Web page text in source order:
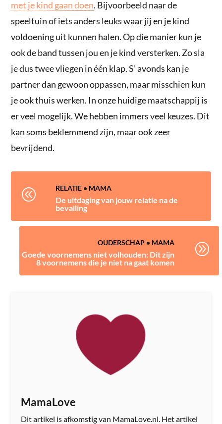
met je kind gaan doen. Bijvoorbeeld naar de
speeltuin of iets anders leuks waar jij en je kind
voldoening uit kunnen halen. Op die manier kun je
ook de band tussen jou en je kind versterken. Zo sla
je dus twee vliegen in één klap. S’ avonds kan je
partner dan gewoon oppassen, maar misschien kun
je ook thuis werken. In onze huidige maatschappij is
er veel mogelijk. We hebben immers veel keuzes. Dit
kan soms beklemmend zijn, maar ook zeer
bevrijdend.
@ RELATIE • MAMA
De uitdaging van jouw relatie na de
bevalling
OUDERSCHAP• MAMA
Goede voornemens niet volhouden: Dit zijn
8 voornemens die je niet na gaat komen
A
MamaLove
Dit artikel is afkomstig van MamaLove.nl. Het artikel